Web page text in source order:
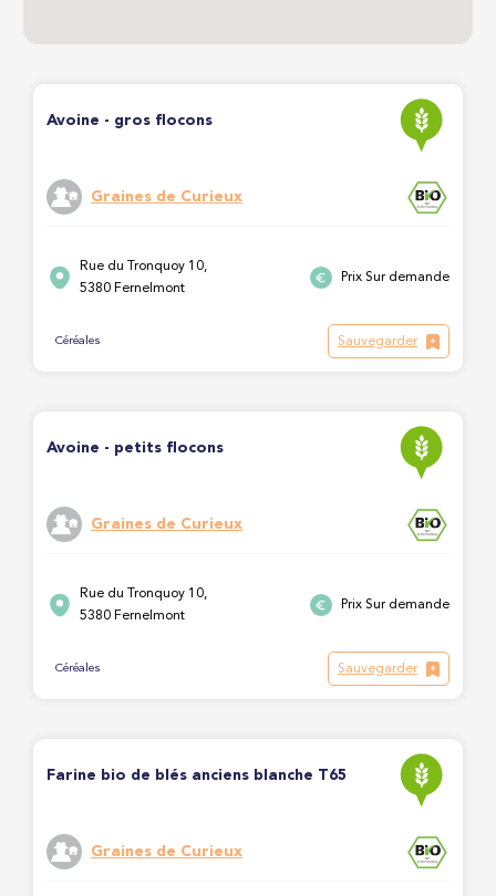
Avoine - gros flocons
Graines de Curieux
Rue du Tronquoy 10,
5380 Fernelmont
Prix Sur demande
Céréales Sauvegarder
Avoine - petits flocons
Graines de Curieux
Rue du Tronquoy 10,
5380 Fernelmont
Prix Sur demande
Céréales Sauvegarder
Farine bio de blés anciens blanche T65
Graines de Curieux